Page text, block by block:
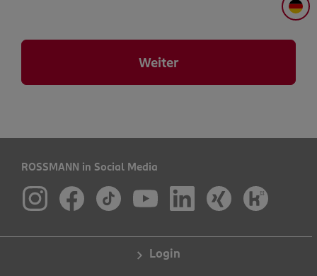
DE
Weiter
ROSSMANN in Social Media
Login